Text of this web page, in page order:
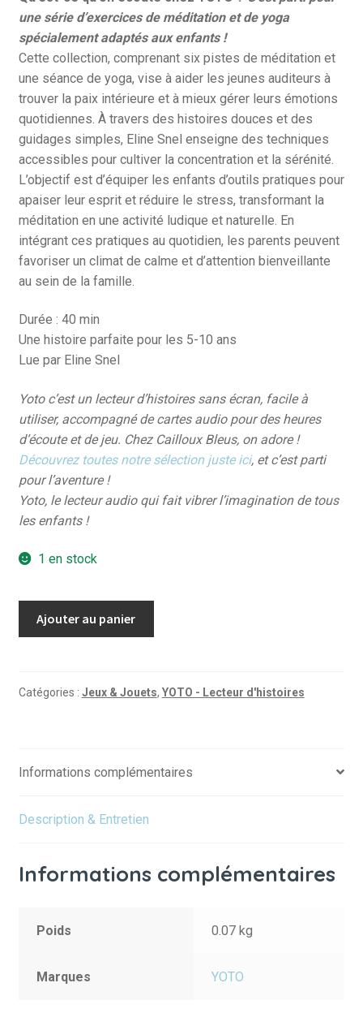
une série d’exercices de méditation et de yoga
spécialement adaptés aux enfants !
Cette collection, comprenant six pistes de méditation et
une séance de yoga, vise à aider les jeunes auditeurs à
trouver la paix intérieure et à mieux gérer leurs émotions
quotidiennes. À travers des histoires douces et des
guidages simples, Eline Snel enseigne des techniques
accessibles pour cultiver la concentration et la sérénité.
L’objectif est d’équiper les enfants d’outils pratiques pour
apaiser leur esprit et réduire le stress, transformant la
méditation en une activité ludique et naturelle. En
intégrant ces pratiques au quotidien, les parents peuvent
favoriser un climat de calme et d’attention bienveillante
au sein de la famille.
Durée : 40 min
Une histoire parfaite pour les 5-10 ans
Lue par Eline Snel
Yoto c’est un lecteur d’histoires sans écran, facile à
utiliser, accompagné de cartes audio pour des heures
d’écoute et de jeu. Chez Cailloux Bleus, on adore !
Découvrez toutes notre sélection juste ici, et c’est parti
pour l’aventure !
Yoto, le lecteur audio qui fait vibrer l’imagination de tous
les enfants !
1 en stock
attentif
Ajouter au panier
Catégories : Jeux & Jouets, YOTO - Lecteur d'histoires
Informations complémentaires
Description & Entretien
Informations complémentaires
Poids 0.07 kg
Marques YOTO